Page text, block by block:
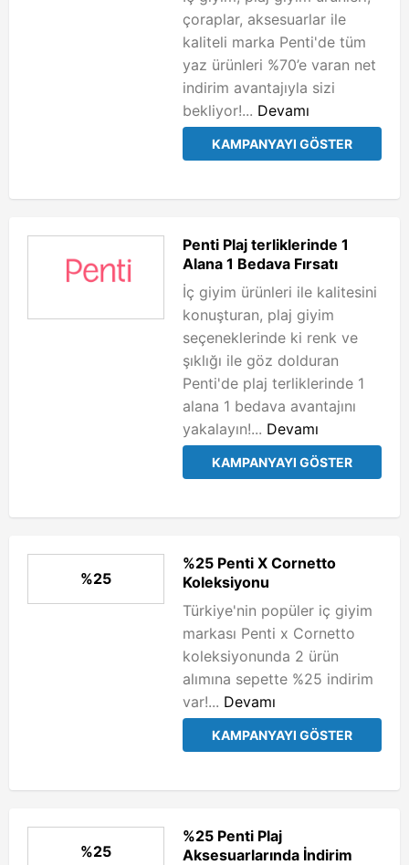
çoraplar, aksesuarlar ile
kaliteli marka Penti'de tüm
yaz ürünleri %70’e varan net
indirim avantajıyla sizi
bekliyor!... Devamı
KAMPANYAYI GÖSTER
Penti Plaj terliklerinde 1
Alana 1 Bedava Fırsatı
İç giyim ürünleri ile kalitesini
konuşturan, plaj giyim
seçeneklerinde ki renk ve
şıklığı ile göz dolduran
Penti'de plaj terliklerinde 1
alana 1 bedava avantajını
yakalayın!... Devamı
KAMPANYAYI GÖSTER
%25
%25 Penti X Cornetto
Koleksiyonu
Türkiye'nin popüler iç giyim
markası Penti x Cornetto
koleksiyonunda 2 ürün
alımına sepette %25 indirim
var!... Devamı
KAMPANYAYI GÖSTER
%25
%25 Penti Plaj
Aksesuarlarında İndirim